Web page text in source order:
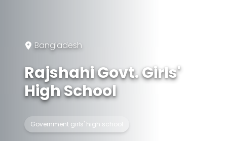
Bangladesh
Rajshahi Govt. Girls'
High School
Government girls' high school